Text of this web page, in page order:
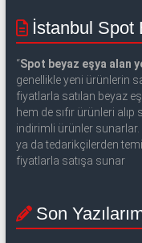
İstanbul Spot
“Spot beyaz eşya alan
genellikle yeni ürünlerin
fiyatlarla satılan beyaz
hem de sıfır ürünleri
indirimli ürünler
ya da tedarikçilerden
fiyatlarla satışa sunar
Son